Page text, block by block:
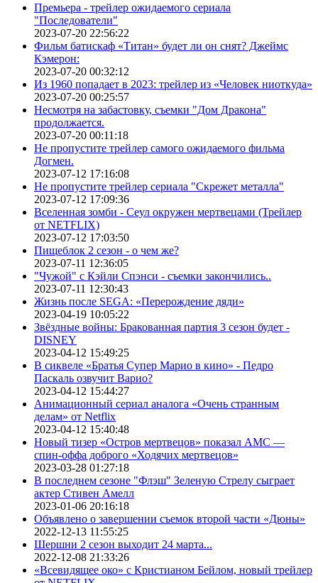
Премьера - трейлер ожидаемого сериала
"Последователи"
2023-07-20 22:56:22
Фильм батискаф «Титан» будет ли он снят? Джеймс
Кэмерон:
2023-07-20 00:32:12
Из 1960 попадает в 2023: трейлер из «Человек ниоткуда»
2023-07-20 00:25:57
Несмотря на забастовку, съемки "Дом Дракона"
продолжается.
2023-07-20 00:11:18
Не пропустите трейлер самого ожидаемого фильма
Догмен.
2023-07-12 17:16:08
Не пропустите трейлер сериала "Скрежет металла"
2023-07-12 17:09:36
Вселенная зомби - Сеул окружен мертвецами (Трейлер
от NETFLIX)
2023-07-12 17:03:50
Пищеблок 2 сезон - о чем же?
2023-07-11 12:36:05
"Чужой" с Кэйли Спэнси - съемки закончились..
2023-07-11 12:30:43
Жизнь после SEGA: «Перерождение дяди»
2023-04-19 10:05:22
Звёздные войны: Бракованная партия 3 сезон будет -
DISNEY
2023-04-12 15:49:25
В сиквеле «Братья Супер Марио в кино» - Педро
Паскаль озвучит Варио?
2023-04-12 15:44:27
Анимационный сериал аналога «Очень странным
делам» от Netflix
2023-04-12 15:40:48
Новый тизер «Остров мертвецов» показал АМС —
спин-оффа доброго «Ходячих мертвецов»
2023-03-28 01:27:18
В последнем сезоне "Флэш" Зеленую Стрелу сыграет
актер Стивен Амелл
2023-01-06 20:16:18
Объявлено о завершении съемок второй части «Дюны»
2022-12-13 11:55:25
Шершни 2 сезон выходит 24 марта...
2022-12-08 21:33:26
«Всевидящее око» с Кристианом Бейлом, новый трейлер